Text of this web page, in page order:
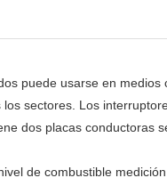
puede usarse en
sectores. Los
dos placas conductoras
de combustible